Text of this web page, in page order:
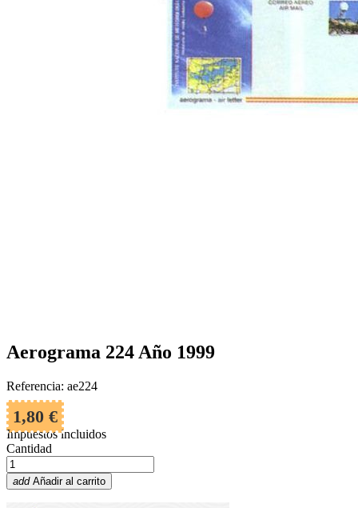
Aerograma 224 Año 1999
Referencia: ae224
1,80 €
Impuestos incluidos
Cantidad
add Añadir al carrito